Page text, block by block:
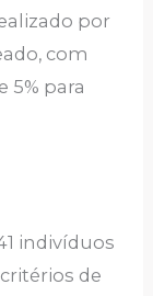
por
com
5% para
indivíduos
de